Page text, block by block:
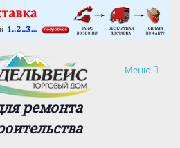
Навигация
Меню
ремонта
×